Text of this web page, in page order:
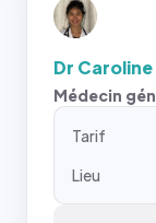
Dr
Médecin
Tarif
Lieu